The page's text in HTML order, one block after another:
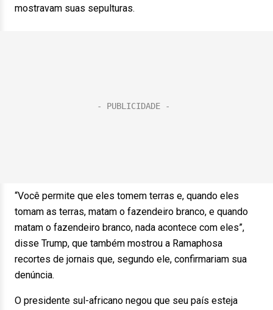
mostravam suas sepulturas.
“Você permite que eles tomem terras e, quando eles
tomam as terras, matam o fazendeiro branco, e quando
matam o fazendeiro branco, nada acontece com eles”,
disse Trump, que também mostrou a Ramaphosa
recortes de jornais que, segundo ele, confirmariam sua
denúncia.
O presidente sul-africano negou que seu país esteja